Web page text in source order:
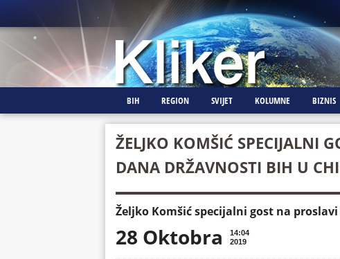
BIH REGION SVIJET KOLUMNE BIZNIS
ŽELJKO KOMŠIĆ SPECIJALNI
DANA DRŽAVNOSTI BIH U
Željko Komšić specijalni gost na
28 Oktobra
14:04
2019